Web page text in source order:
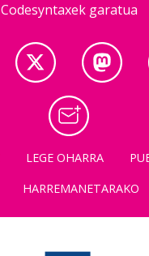
Codesyntaxek garatua
LEGE OHARRA
HARREMANETARAKO